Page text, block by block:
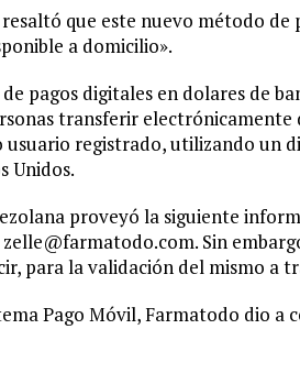
que este nuevo método de
a domicilio».
pagos digitales en dolares de
transferir electrónicamente
registrado, utilizando un
Unidos.
proveyó la siguiente
zelle@farmatodo.com. Sin
para la validación del mismo a
Pago Móvil, Farmatodo dio a